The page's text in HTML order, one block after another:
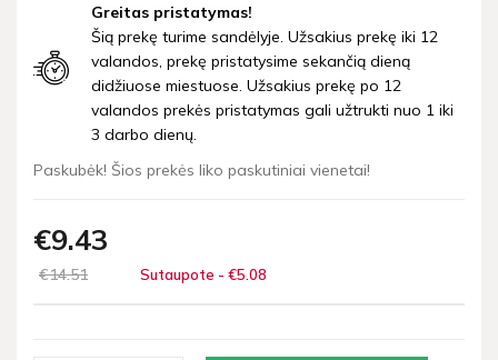
Greitas pristatymas!
Šią prekę turime sandėlyje. Užsakius prekę iki 12
valandos, prekę pristatysime sekančią dieną
didžiuose miestuose. Užsakius prekę po 12
valandos prekės pristatymas gali užtrukti nuo 1 iki
3 darbo dienų.
Paskubėk! Šios prekės liko paskutiniai vienetai!
€9 43
€1451 Sutaupote - €5 08